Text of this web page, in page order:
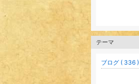
テーマ
ブログ ( 336 )